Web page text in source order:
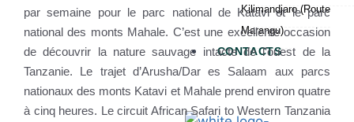
Kilimandjaro (Route
Marangu)
CONTACTS
par semaine pour le parc national de Katavi et le parc
national des monts Mahale. C’est une excellente occasion
de découvrir la nature sauvage intacte de l’ouest de la
Tanzanie. Le trajet d’Arusha/Dar es Salaam aux parcs
nationaux des monts Katavi et Mahale prend environ quatre
à cinq heures. Le circuit African Safari to Western Tanzania